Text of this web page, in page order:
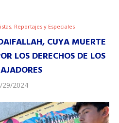
Reportajes y Especiales
CUYA MUERTE
LOS DERECHOS DE LOS
29/2024